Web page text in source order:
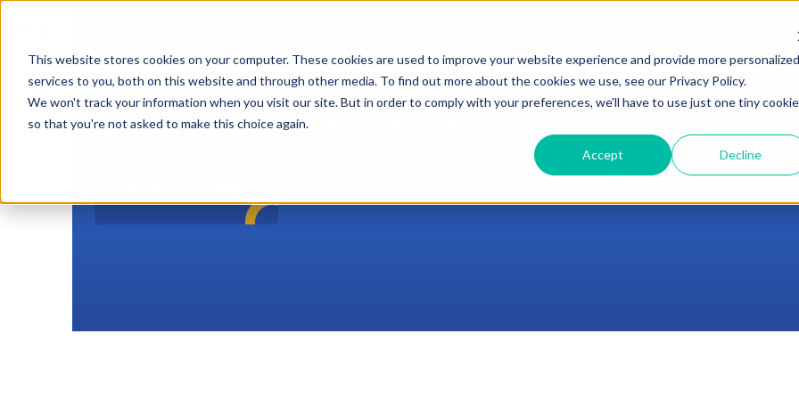
This website stores cookies on your computer. These cookies are used to improve your website experience and provide more personalized
services to you, both on this website and through other media. To find out more about the cookies we use, see our Privacy Policy.
We won't track your information when you visit our site. But in order to comply with your preferences, we'll have to use just one tiny cookie
so that you're not asked to make this choice again.
Accept Decline
Starte Deine Ausbildung bei uns!